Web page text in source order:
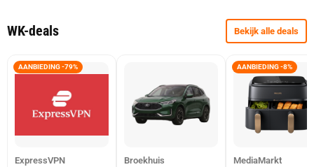
WK-deals Bekijk alle deals
AANBIEDING -79%
ExpressVPN Broekhuis
AANBIEDING -8%
MediaMarkt